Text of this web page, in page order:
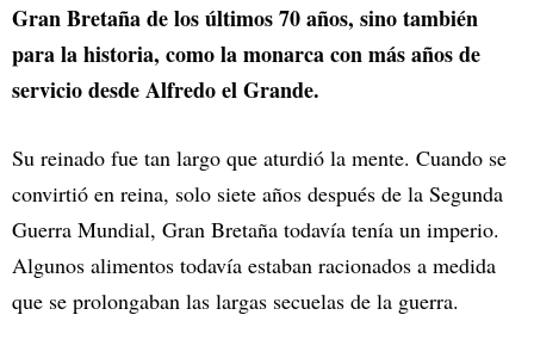
Gran Bretaña de los últimos 70 años, sino también
para la historia, como la monarca con más años de
servicio desde Alfredo el Grande.
Su reinado fue tan largo que aturdió la mente. Cuando se
convirtió en reina, solo siete años después de la Segunda
Guerra Mundial, Gran Bretaña todavía tenía un imperio.
Algunos alimentos todavía estaban racionados a medida
que se prolongaban las largas secuelas de la guerra.